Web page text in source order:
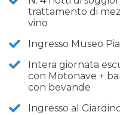
trattamento di
vino
Ingresso Museo
Intera giornata
con Motonave +
con bevande
Ingresso al